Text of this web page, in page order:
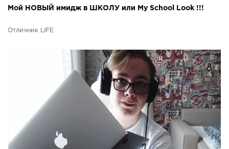
Мой НОВЫЙ имидж в ШКОЛУ или My School Look !!!
Отличник LIFE